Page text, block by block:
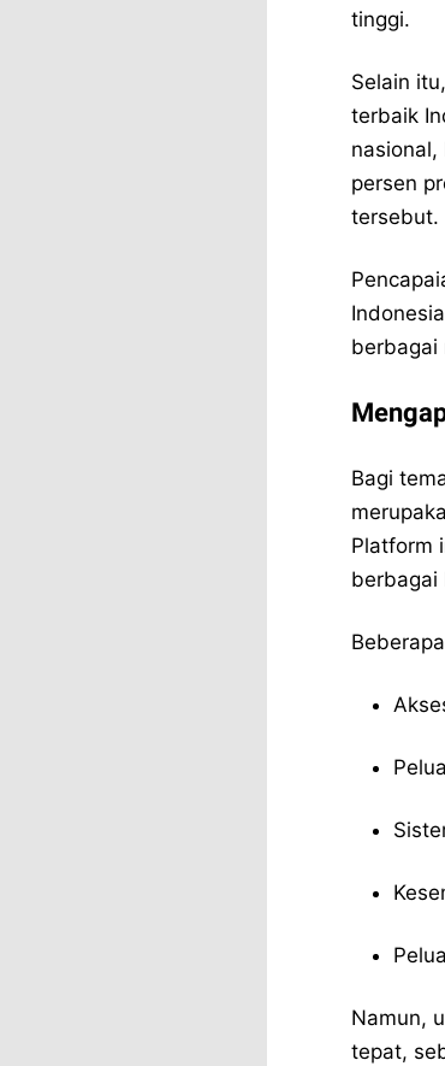
tinggi.
Selain
terbaik
persen
tersebut.
berbagai
Bagi
Platform
berbagai
Namun,
tepat,